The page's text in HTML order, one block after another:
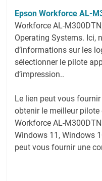
Epson Workforce AL-
Workforce AL-
Operating Systems. Ici,
d’informations sur les
sélectionner le pilote
d’impression..
Le lien peut vous
obtenir le meilleur
Workforce AL-
Windows 11, Windows
peut vous fournir une